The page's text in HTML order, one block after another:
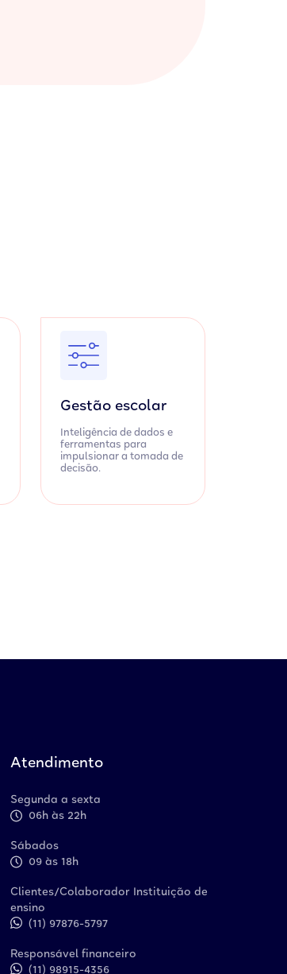
Gestão escolar
Inteligência de dados e
ferramentas para
impulsionar a tomada de
decisão.
Atendimento
Segunda a sexta
06h às 22h
Sábados
09 às 18h
Clientes/Colaborador Instituição de
ensino
(11) 97876-5797
Responsável financeiro
(11) 98915-4356